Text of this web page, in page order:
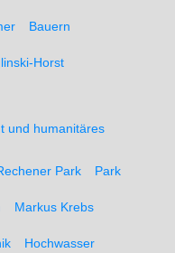
Bauern
Horst
und humanitäres
Park Park
Markus Krebs
Hochwasser